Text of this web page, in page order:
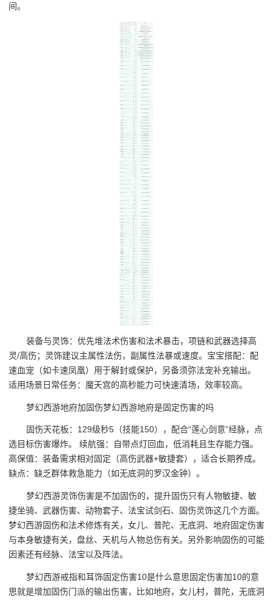
间。
装备与灵饰：优先堆法术伤害和法术暴击，项链和武器选择高
灵/高伤；灵饰建议主属性法伤，副属性法暴或速度。宝宝搭配：配
速血宠（如卡速凤凰）用于解封或保护，另备须弥法宠补充输出。
适用场景日常任务：魔天宫的高秒能力可快速清场，效率较高。
梦幻西游地府加固伤梦幻西游地府是固定伤害的吗
固伤天花板：129级秒5（技能150），配合“莲心剑意”经脉，点
选目标伤害爆炸。 续航强：自带点灯回血，低消耗且生存能力强。
高保值：装备需求相对固定（高伤武器+敏捷套），适合长期养成。
缺点：缺乏群体救急能力（如无底洞的罗汉金钟）。
梦幻西游灵饰伤害是不加固伤的，提升固伤只有人物敏捷、敏
捷坐骑、武器伤害、动物套子、法宝试剑石、固伤灵饰这几个方面。
梦幻西游固伤和法术修炼有关，女儿、普陀、无底洞、地府固定伤害
与本身敏捷有关，盘丝、天机与人物总伤有关。另外影响固伤的可能
因素还有经脉、法宝以及阵法。
梦幻西游戒指和耳饰固定伤害10是什么意思固定伤害加10的意
思就是增加固伤门派的输出伤害，比如地府，女儿村，普陀，无底洞